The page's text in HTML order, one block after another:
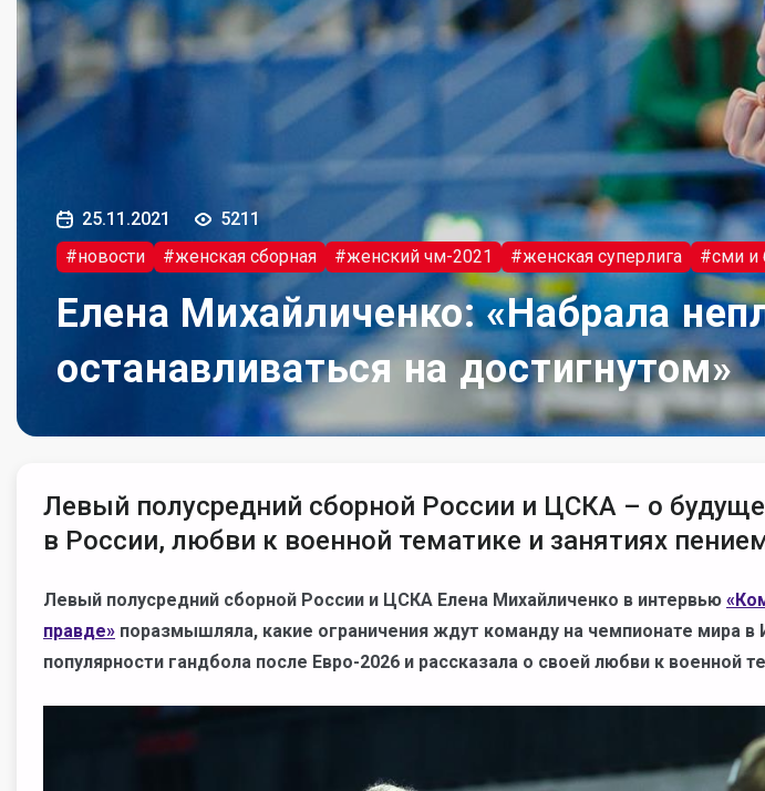
25.11.2021
5211
#новости
#женская сборная #женский чм-2021 #женская суперлига #сми и
Елена Михайличенко: «Набрала
останавливаться на достигнутом»
Левый полусредний сборной России и ЦСКА – о
в России, любви к военной тематике и занятиях
Левый полусредний сборной России и ЦСКА Елена Михайличенко в интервью
правде» поразмышляла, какие ограничения ждут команду на чемпионате мира в
популярности гандбола после Евро-2026 и рассказала о своей любви к военной